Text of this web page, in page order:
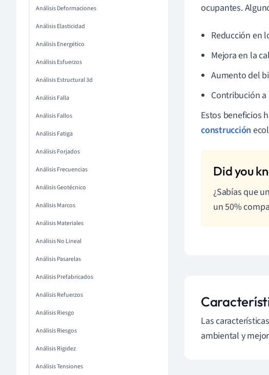
Análisis Deformaciones
Análisis Elasticidad
Análisis Energético
Análisis Esfuerzos
Análisis Estructural 3d
Análisis Falla
Análisis Fallos
Análisis Fatiga
Análisis Forjados
Análisis Frecuencias
Análisis Geotécnico
Análisis Marcos
Análisis Materiales
Análisis No Lineal
Análisis Pasarelas
Análisis Prefabricados
Análisis Refuerzos
Análisis Riesgo
Análisis Riesgos
Análisis Rigidez
Análisis Tensiones
ocupantes.
Reducción en
Mejora en la
Aumento del
Contribución
Estos beneficios
construcción
¿Sabías que
un 50%
Las
ambiental y